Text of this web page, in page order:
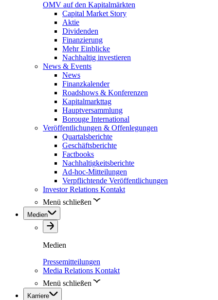
OMV auf den Kapitalmärkten
Capital Market Story
Aktie
Dividenden
Finanzierung
Mehr Einblicke
Nachhaltig investieren
News & Events
News
Finanzkalender
Roadshows & Konferenzen
Kapitalmarkttag
Hauptversammlung
Borouge International
Veröffentlichungen & Offenlegungen
Quartalsberichte
Geschäftsberichte
Factbooks
Nachhaltigkeitsberichte
Ad-hoc-Mitteilungen
Verpflichtende Veröffentlichungen
Investor Relations Kontakt
Menü schließen
Medien
Medien
Pressemitteilungen
Media Relations Kontakt
Menü schließen
Karriere